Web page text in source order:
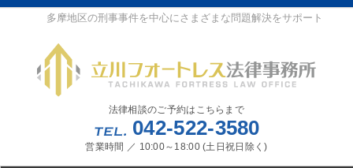
多摩地区の刑事事件を中心にさまざまな問題解決をサポート
法律相談のご予約はこちらまで
042-522-3580
営業時間 ／ 10:00～18:00 (土日祝日除く)